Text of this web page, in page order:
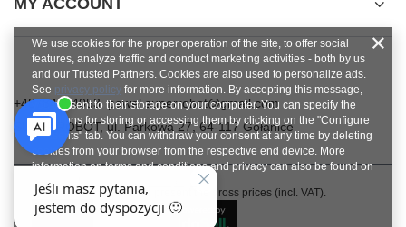
MY ACCOUNT
+48784454053 pawel.superrobot@gmail.com
SUPERROBOT,ul. Parkowa 27,64-117Gołanice
In the store we present the gross prices (incl. VAT).
We use cookies for the proper operation of the site, to offer social
features, analyze traffic and conduct marketing activities - both by us
and our Trusted Partners. Cookies are also used to personalize ads.
See privacy policy for more information. By accepting this message,
you consent to their storage on your computer. You can specify the
conditions for storing or accessing them by clicking on the "Configure
Consents" tab. You can withdraw your consent at any time by deleting
cookies from your browser from the respective end device. More
information on terms and conditions and privacy can also be found on
Google's Privacy and Terms page
.
Close